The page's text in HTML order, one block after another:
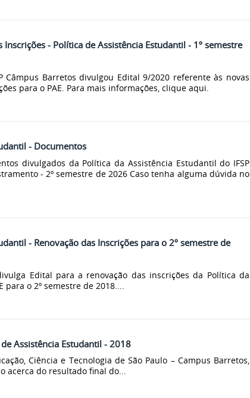
Inscrições - Política de Assistência Estudantil - 1º semestre
Câmpus Barretos divulgou Edital 9/2020 referente às novas
para o PAE. Para mais informações, clique aqui.
- Documentos
divulgados da Política da Assistência Estudantil do IFSP
- 2º semestre de 2026 Caso tenha alguma dúvida no
- Renovação das Inscrições para o 2º semestre de
Edital para a renovação das inscrições da Política da
o 2º semestre de 2018....
Assistência Estudantil - 2018
Ciência e Tecnologia de São Paulo – Campus Barretos,
acerca do resultado final do...